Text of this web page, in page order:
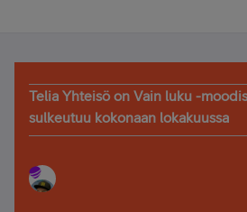
Telia Yhteisö on Vain luku -
sulkeutuu kokonaan lokakuussa